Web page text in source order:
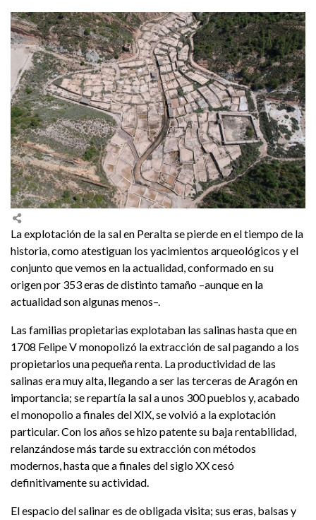
La explotación de la sal en Peralta se pierde en el tiempo de la
historia, como atestiguan los yacimientos arqueológicos y el
conjunto que vemos en la actualidad, conformado en su
origen por 353 eras de distinto tamaño –aunque en la
actualidad son algunas menos–.
Las familias propietarias explotaban las salinas hasta que en
1708 Felipe V monopolizó la extracción de sal pagando a los
propietarios una pequeña renta. La productividad de las
salinas era muy alta, llegando a ser las terceras de Aragón en
importancia; se repartía la sal a unos 300 pueblos y, acabado
el monopolio a finales del XIX, se volvió a la explotación
particular. Con los años se hizo patente su baja rentabilidad,
relanzándose más tarde su extracción con métodos
modernos, hasta que a finales del siglo XX cesó
definitivamente su actividad.
El espacio del salinar es de obligada visita; sus eras, balsas y